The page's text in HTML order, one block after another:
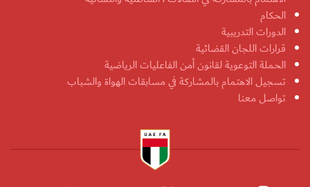
الحكام
الدورات التدريبية
قرارات اللجان القضائية
الحملة التوعوية لقانون أمن الفاعليات الرياضية
تسجيل الاهتمام بالمشاركة في مسابقات الهواة والشباب
تواصل معنا